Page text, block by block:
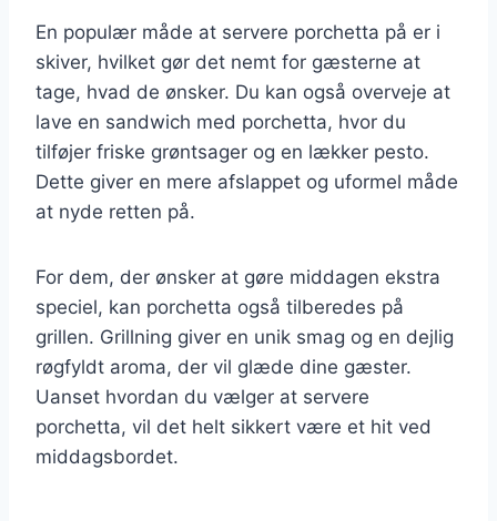
En populær måde at servere porchetta på er i
skiver, hvilket gør det nemt for gæsterne at
tage, hvad de ønsker. Du kan også overveje at
lave en sandwich med porchetta, hvor du
tilføjer friske grøntsager og en lækker pesto.
Dette giver en mere afslappet og uformel måde
at nyde retten på.
For dem, der ønsker at gøre middagen ekstra
speciel, kan porchetta også tilberedes på
grillen. Grillning giver en unik smag og en dejlig
røgfyldt aroma, der vil glæde dine gæster.
Uanset hvordan du vælger at servere
porchetta, vil det helt sikkert være et hit ved
middagsbordet.